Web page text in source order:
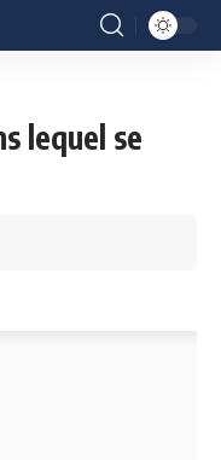
lequel se